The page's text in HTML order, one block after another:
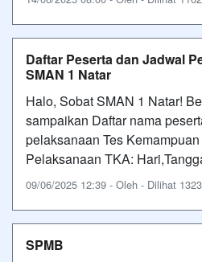
Daftar Peserta dan Jadwal
SMAN 1 Natar
Halo, Sobat SMAN 1 Natar!
sampaikan Daftar nama
pelaksanaan Tes
Pelaksanaan TKA:
09/06/2025 12:39 - Oleh - Dilihat
SPMB